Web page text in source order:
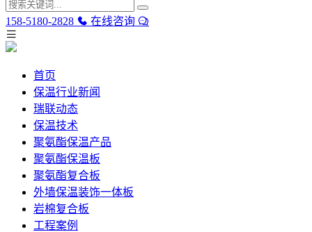
158-5180-2828 在线咨询
首页
保温行业新闻
瑞联动态
保温技术
聚氨酯保温产品
聚氨酯保温板
聚氨酯复合板
外墙保温装饰一体板
岩棉复合板
工程案例